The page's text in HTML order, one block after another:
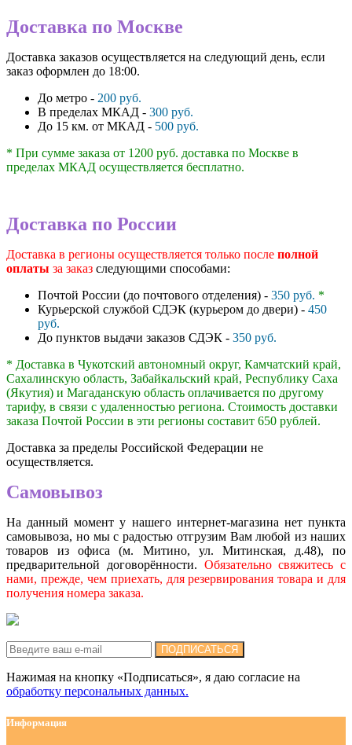
Доставка по Москве
Доставка заказов осуществляется на следующий день, если
заказ оформлен до 18:00.
До метро - 200 руб.
В пределах МКАД - 300 руб.
До 15 км. от МКАД - 500 руб.
* При сумме заказа от 1200 руб. доставка по Москве в
пределах МКАД осуществляется бесплатно.
Доставка по России
Доставка в регионы осуществляется только после полной
оплаты за заказ следующими способами:
Почтой России (до почтового отделения) - 350 руб. *
Курьерской службой СДЭК (курьером до двери) - 450
руб.
До пунктов выдачи заказов СДЭК - 350 руб.
* Доставка в Чукотский автономный округ, Камчатский край,
Сахалинскую область, Забайкальский край, Республику Саха
(Якутия) и Магаданскую область оплачивается по другому
тарифу, в связи с удаленностью региона. Стоимость доставки
заказа Почтой России в эти регионы составит 650 рублей.
Доставка за пределы Российской Федерации не
осуществляется.
Самовывоз
На данный момент у нашего интернет-магазина нет пункта
самовывоза, но мы с радостью отгрузим Вам любой из наших
товаров из офиса (м. Митино, ул. Митинская, д.48), по
предварительной договорённости. Обязательно свяжитесь с
нами, прежде, чем приехать, для резервирования товара и для
получения номера заказа.
ПОДПИСАТЬСЯ
Нажимая на кнопку «Подписаться», я даю cогласие на
обработку персональных данных.
Информация